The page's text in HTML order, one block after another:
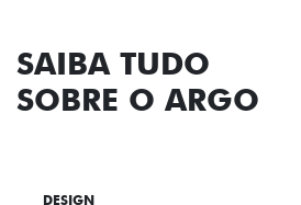
SAIBA TUDO
SOBRE O ARGO
DESIGN